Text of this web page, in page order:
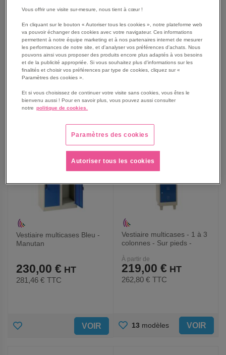
365,00 €
442,16 € TTC
AUX
155,25 €
189,68 € TTC
AUX
Vestiaire multicases Bleu -
Manutan
230,00 €
281,46 € TTC
AJOUTER VOIR
Vestiaire multicases - 1 à 3
colonnes - Sur pieds -
À partir de
219,00 €
262,80 € TTC
AJOUTER
13 modèles VOIR
Vous offrir une visite sur-mesure, nous tient à cœur !
En cliquant sur le bouton « Autoriser tous les cookies », notre plateforme web
va pouvoir échanger des cookies avec votre navigateur. Ces informations
permettent à notre équipe marketing et à nos partenaires internet de mesurer
les performances de notre site, et d'analyser vos préférences d'achats. Nous
pouvons ainsi vous proposer des produits encore plus adaptés à vos besoins
et de la publicité appropriée. Si vous souhaitez plus d'informations sur les
finalités et choisir vos préférences par type de cookies, cliquez sur «
Paramètres des cookies ».
Et si vous choisissez de continuer votre visite sans cookies, vous êtes le
bienvenu aussi ! Pour en savoir plus, vous pouvez aussi consulter
notre politique de cookies.
Paramètres des cookies
Autoriser tous les cookies